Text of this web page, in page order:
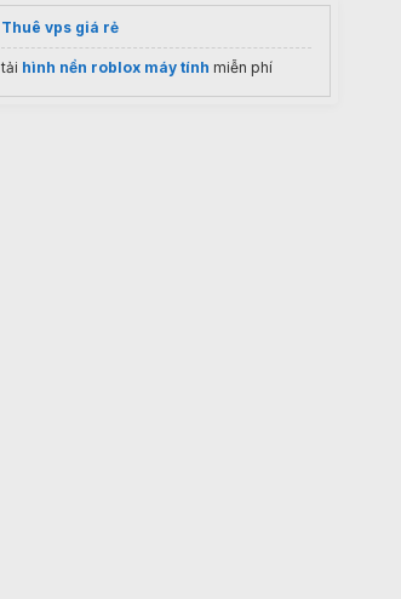
Thuê vps giá rẻ
tải hình nền roblox máy tính miễn phí